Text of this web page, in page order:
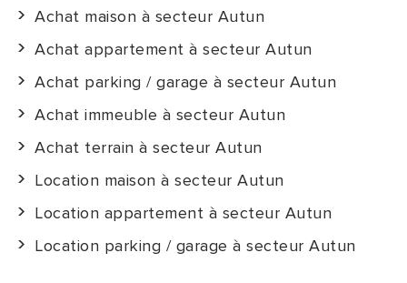
Achat maison à secteur Autun
Achat appartement à secteur Autun
Achat parking / garage à secteur Autun
Achat immeuble à secteur Autun
Achat terrain à secteur Autun
Location maison à secteur Autun
Location appartement à secteur Autun
Location parking / garage à secteur Autun